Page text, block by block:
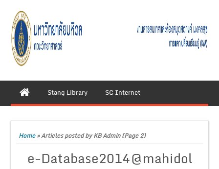
Stang Library SC Internet
Home»Articles posted by KB Admin(Page 2)
e-Database2014@mahidol